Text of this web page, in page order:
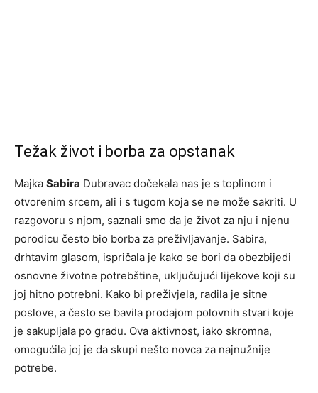
Težak život i borba za opstanak
Majka Sabira Dubravac dočekala nas je s toplinom i
otvorenim srcem, ali i s tugom koja se ne može sakriti. U
razgovoru s njom, saznali smo da je život za nju i njenu
porodicu često bio borba za preživljavanje. Sabira,
drhtavim glasom, ispričala je kako se bori da obezbijedi
osnovne životne potrebštine, uključujući lijekove koji su
joj hitno potrebni. Kako bi preživjela, radila je sitne
poslove, a često se bavila prodajom polovnih stvari koje
je sakupljala po gradu. Ova aktivnost, iako skromna,
omogućila joj je da skupi nešto novca za najnužnije
potrebe.